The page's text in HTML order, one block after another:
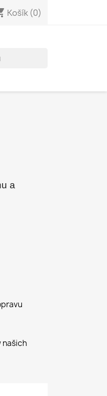
Košík (0)
a
našich